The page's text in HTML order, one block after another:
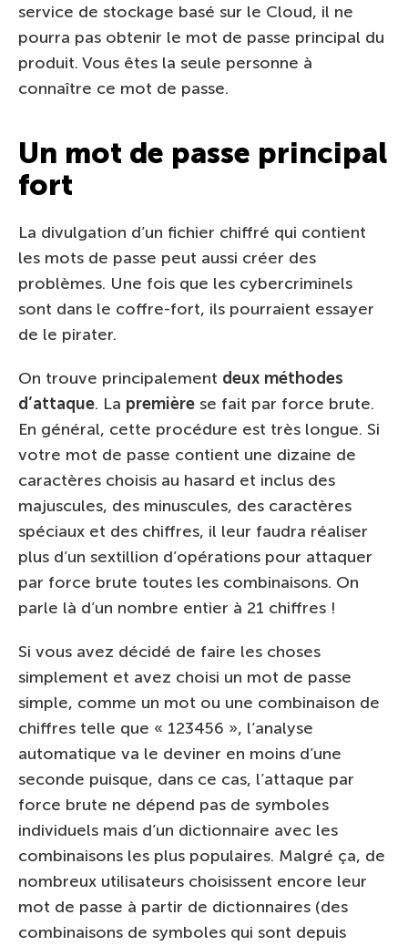
service de stockage basé sur le Cloud, il ne
pourra pas obtenir le mot de passe principal du
produit. Vous êtes la seule personne à
connaître ce mot de passe.
Un mot de passe principal
fort
La divulgation d’un fichier chiffré qui contient
les mots de passe peut aussi créer des
problèmes. Une fois que les cybercriminels
sont dans le coffre-fort, ils pourraient essayer
de le pirater.
On trouve principalement deux méthodes
d’attaque. La première se fait par force brute.
En général, cette procédure est très longue. Si
votre mot de passe contient une dizaine de
caractères choisis au hasard et inclus des
majuscules, des minuscules, des caractères
spéciaux et des chiffres, il leur faudra réaliser
plus d’un sextillion d’opérations pour attaquer
par force brute toutes les combinaisons. On
parle là d’un nombre entier à 21 chiffres !
Si vous avez décidé de faire les choses
simplement et avez choisi un mot de passe
simple, comme un mot ou une combinaison de
chiffres telle que « 123456 », l’analyse
automatique va le deviner en moins d’une
seconde puisque, dans ce cas, l’attaque par
force brute ne dépend pas de symboles
individuels mais d’un dictionnaire avec les
combinaisons les plus populaires. Malgré ça, de
nombreux utilisateurs choisissent encore leur
mot de passe à partir de dictionnaires (des
combinaisons de symboles qui sont depuis